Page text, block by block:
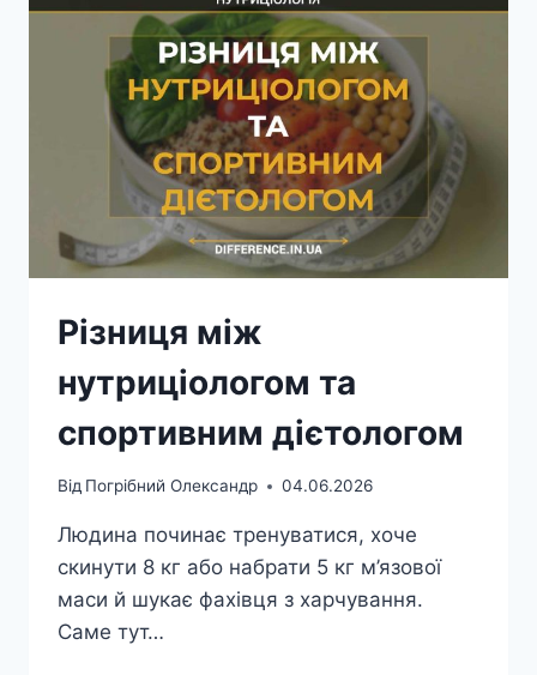
DASH
Різниця між
нутриціологом та
спортивним дієтологом
Від Погрібний Олександр 04.06.2026
Людина починає тренуватися, хоче
скинути 8 кг або набрати 5 кг м’язової
маси й шукає фахівця з харчування.
Саме тут…